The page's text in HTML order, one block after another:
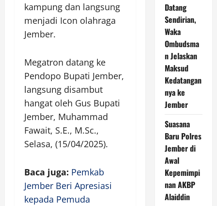
kampung dan langsung
menjadi Icon olahraga
Jember.
Megatron datang ke
Pendopo Bupati Jember,
langsung disambut
hangat oleh Gus Bupati
Jember, Muhammad
Fawait, S.E., M.Sc.,
Selasa, (15/04/2025).
Baca juga: Pemkab
Jember Beri Apresiasi
kepada Pemuda
Datang
Sendirian,
Waka
Ombudsma
n Jelaskan
Maksud
Kedatangan
nya ke
Jember
Suasana
Baru Polres
Jember di
Awal
Kepemimpi
nan AKBP
Alaiddin